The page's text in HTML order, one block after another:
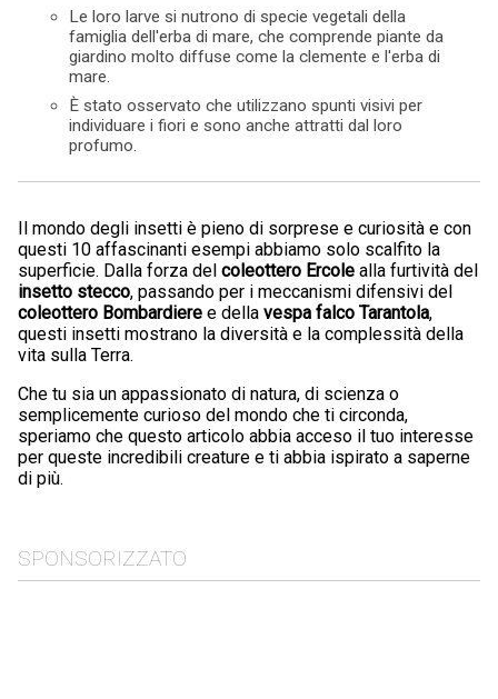
Le loro larve si nutrono di specie vegetali della
famiglia dell'erba di mare, che comprende piante da
giardino molto diffuse come la clemente e l'erba di
mare.
È stato osservato che utilizzano spunti visivi per
individuare i fiori e sono anche attratti dal loro
profumo.
Il mondo degli insetti è pieno di sorprese e curiosità e con
questi 10 affascinanti esempi abbiamo solo scalfito la
superficie. Dalla forza del coleottero Ercole alla furtività del
insetto stecco, passando per i meccanismi difensivi del
coleottero Bombardiere e della vespa falco Tarantola,
questi insetti mostrano la diversità e la complessità della
vita sulla Terra.
Che tu sia un appassionato di natura, di scienza o
semplicemente curioso del mondo che ti circonda,
speriamo che questo articolo abbia acceso il tuo interesse
per queste incredibili creature e ti abbia ispirato a saperne
di più.
SPONSORIZZATO